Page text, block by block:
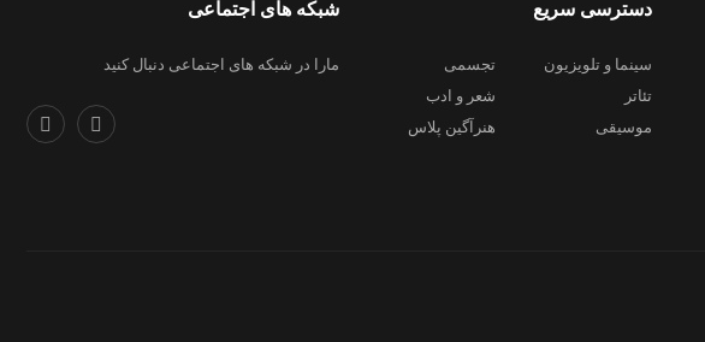
شبکه های اجتماعی
مارا در شبکه های اجتماعی دنبال کنید
دسترسی سریع
سینما و تلویزیون
تجسمی
تئاتر
شعر و ادب
موسیقی
هنرآگین پلاس